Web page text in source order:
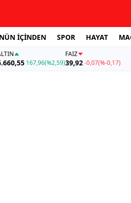
İÇİNDEN SPOR HAYAT
167,96(%2,59)
FAİZ
39,92-0,07(%-0,17)